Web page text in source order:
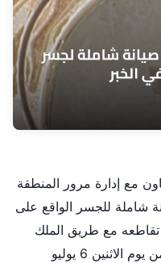
مع إدارة مرور المنطقة
شاملة للجسر الواقع على
مع طريق الملك
خالد في مدينة الخبر، وذلك اعتبارًا من يوم الاثنين 6 يوليو